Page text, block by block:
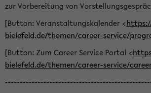
zur Vorbereitung von
[Button: Veranstaltungskalender <
bielefeld.de/themen/career-service/
[Button: Zum Career Service Portal <
bielefeld.de/themen/career-service/